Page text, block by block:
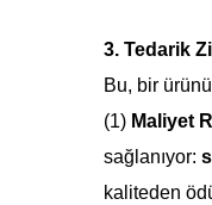
3. Tedarik
Bu, bir
(1) Maliyet
sağlanıyor:
kaliteden